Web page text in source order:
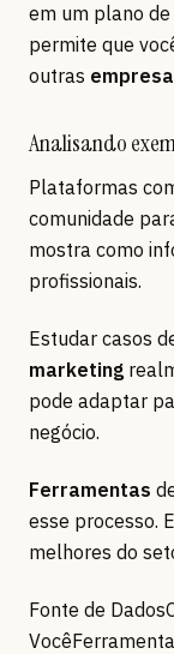
em um plano
permite que
outras
Analisando
Plataformas
comunidade
mostra como
profissionais.
Estudar casos
marketing
pode adaptar
negócio.
Ferramentas
esse processo.
melhores do
Fonte de